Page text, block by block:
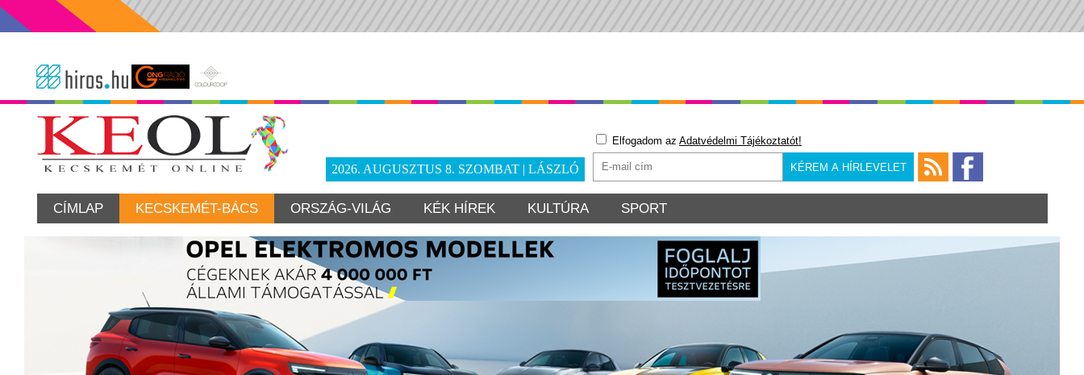
2026. AUGUSZTUS 8. SZOMBAT | LÁSZLÓ
Elfogadom az Adatvédelmi Tájékoztatót!
CÍMLAP KECSKEMÉT-BÁCS ORSZÁG-VILÁG KÉK HÍREK KULTÚRA SPORT